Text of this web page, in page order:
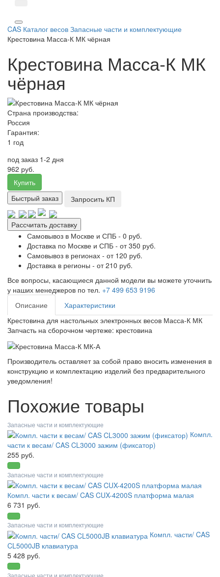
CAS Каталог весов Запасные части и комплектующие
Крестовина Масса-К МК чёрная
Крестовина Масса-К МК
чёрная
Страна производства:
Россия
Гарантия:
1 год
под заказ 1-2 дня
962 руб.
Купить
Быстрый заказ
Запросить КП
Рассчитать доставку
Самовывоз в Москве и СПБ - 0 руб.
Доставка по Москве и СПБ - от 350 руб.
Самовывоз в регионах - от 120 руб.
Доставка в регионы - от 210 руб.
Все вопросы, касающиеся данной модели вы можете уточнить
у наших менеджеров по тел. +7 499 653 9196
Описание
Характеристики
Крестовина для настольных электронных весов Масса-К МК
Запчасть на сборочном чертеже: крестовина
Производитель оставляет за собой право вносить изменения в
конструкцию и комплектацию изделий без предварительного
уведомления!
Похожие товары
Запасные части и комплектующие
Компл.
части к весам/ CAS CL3000 зажим (фиксатор)
255 руб.
Запасные части и комплектующие
Компл. части к весам/ CAS CUX-4200S платформа малая
6 731 руб.
Запасные части и комплектующие
Компл. части/ CAS
CL5000JB клавиатура
5 428 руб.
Запасные части и комплектующие